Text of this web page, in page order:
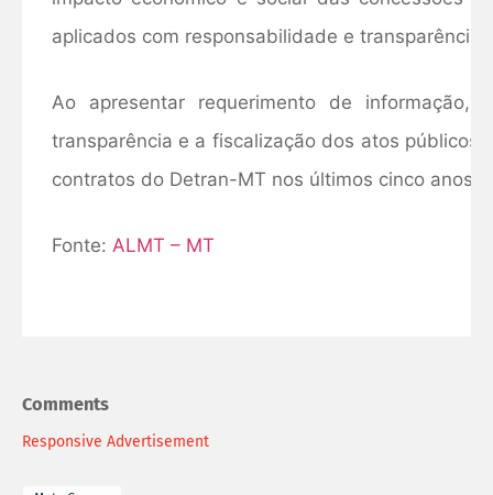
aplicados com responsabilidade e
Ao apresentar requerimento de informação,
transparência e a fiscalização dos atos
contratos do Detran-MT nos últimos cinco anos.
Fonte: ALMT – MT
Comments
Responsive Advertisement